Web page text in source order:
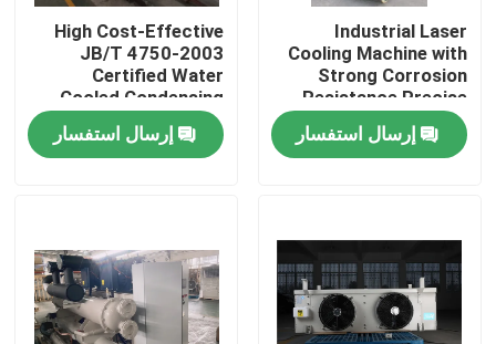
منتجات
Industrial Laser
Cooling Machine with
Strong Corrosion
Resistance Precise
Temperature Control
and Low Noise
إرسال استفسار
High Cost-Effective
JB/T 4750-2003
Certified Water
Cooled Condensing
Unit with 1 Year
Warrantyإرسال استفسار